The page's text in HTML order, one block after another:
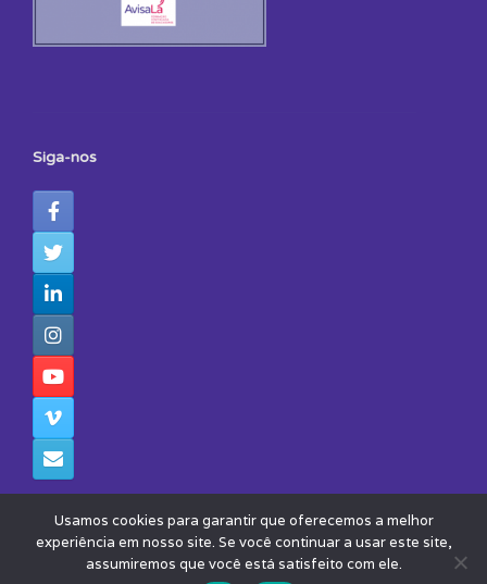
Siga-nos
© 2026 - Todos os Direitos Reservados - Instituto Avisa Lá
Theme by
Usamos cookies para garantir que oferecemos a melhor
experiência em nosso site. Se você continuar a usar este site,
assumiremos que você está satisfeito com ele.